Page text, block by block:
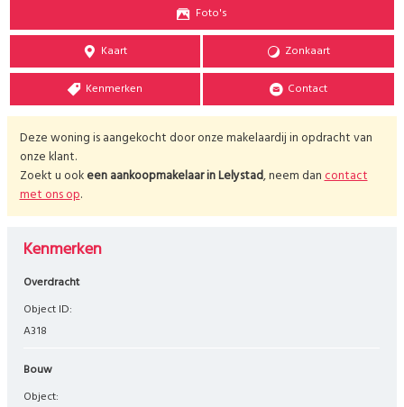
Foto's
Kaart Zonkaart
Kenmerken Contact
Deze woning is aangekocht door onze makelaardij in opdracht van
onze klant.
Zoekt u ookeen aankoopmakelaar inLelystad, neem dancontact
met ons op.
Kenmerken
Overdracht
Object ID:
A318
Bouw
Object: